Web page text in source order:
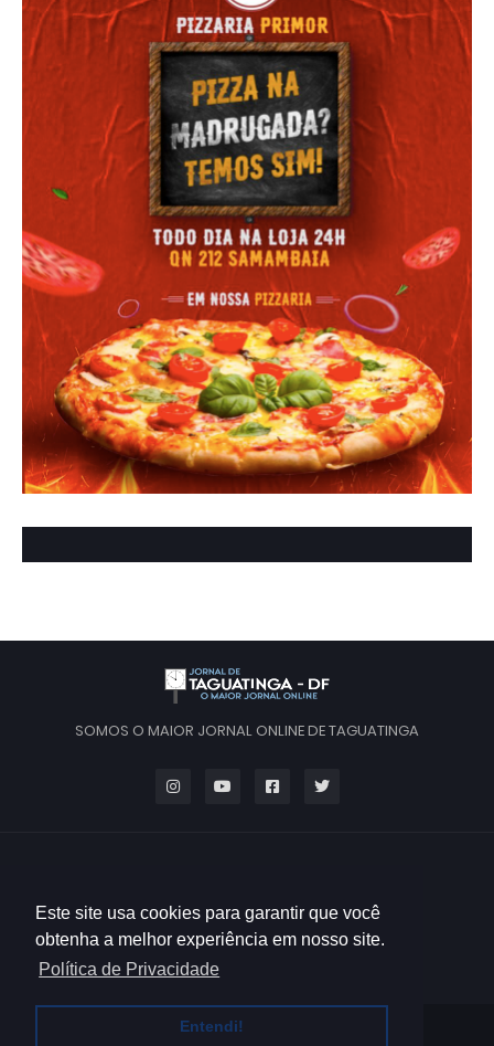
Este site usa cookies para garantir que você
obtenha a melhor experiência em nosso site.
Política de Privacidade
Entendi!
SOMOS O MAIOR JORNAL ONLINE DE TAGUATINGA